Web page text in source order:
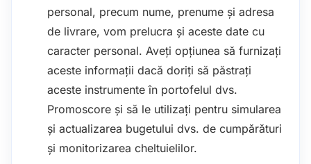
personal, precum nume, prenume și adresa
de livrare, vom prelucra și aceste date cu
caracter personal. Aveți opțiunea să furnizați
aceste informații dacă doriți să păstrați
aceste instrumente în portofelul dvs.
Promoscore și să le utilizați pentru simularea
și actualizarea bugetului dvs. de cumpărături
și monitorizarea cheltuielilor.